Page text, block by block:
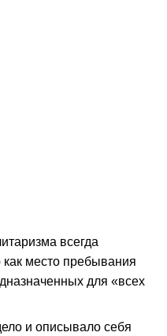
всегда
место пребывания
для «всех
и описывало себя